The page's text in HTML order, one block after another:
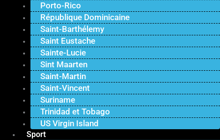
Porto-Rico
République Dominicaine
Saint-Barthélemy
Saint Eustache
Sainte-Lucie
Sint Maarten
Saint-Martin
Saint-Vincent
Suriname
Trinidad et Tobago
US Virgin Island
Sport